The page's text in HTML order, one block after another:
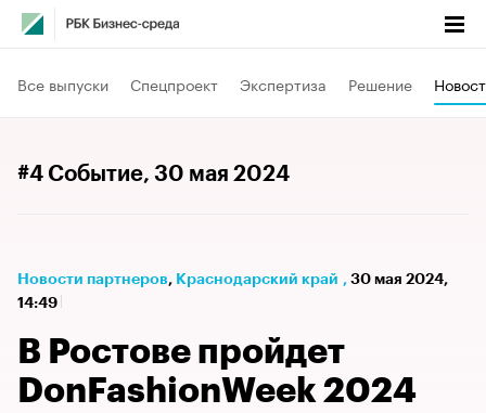
Все выпуски Спецпроект Экспертиза Решение
#4 Событие, 30 мая 2024
Новости партнеров⁠, Краснодарский край , 30 мая 2024,
14:49
В Ростове пройдет
DonFashionWeek 2024